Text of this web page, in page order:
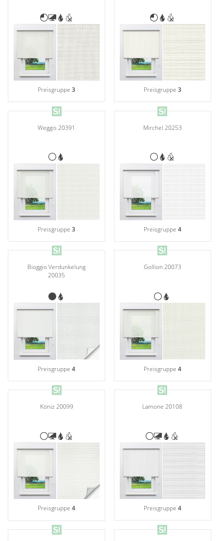
Preisgruppe3 Preisgruppe 3
Weggis 20391
Preisgruppe3
Mirchel 20253
Preisgruppe 4
Bioggio Verdunkelung
20035
Preisgruppe4
Gollion 20073
Preisgruppe 4
Köniz 20099
Preisgruppe4
Lamone 20108
Preisgruppe 4